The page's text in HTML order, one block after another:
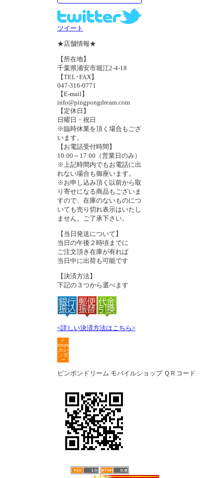
ツイート
★店舗情報★
【所在地】
千葉県浦安市堀江2-4-18
【TEL･FAX】
047-316-0771
【E-mail】
info@pingpongdream.com
【定休日】
日曜日・祝日
※臨時休業を頂く場合もござ
います。
【お電話受付時間】
10:00～17:00（営業日のみ）
※上記時間内でもお電話に出
れない場合も御座います。
※お申し込み頂く以前から取
り寄せになる商品もございま
すので、在庫のないものにつ
いても売り切れ表示はいたし
ません。ご了承下さい。
【当日発送について】
当日の午後２時頃までに
ご注文頂き在庫が有れば
当日中に出荷も可能です
【決済方法】
下記の３つから選べます
<詳しい決済方法はこちら>
e-
shops
カレ
ンダ
ー
ピンポンドリーム モバイルショップ ＱＲコード